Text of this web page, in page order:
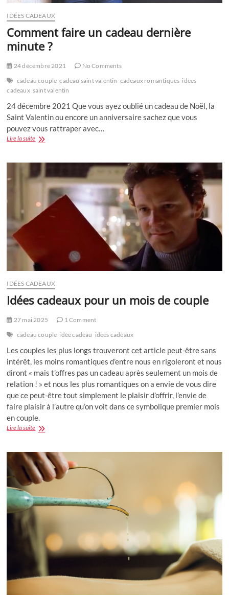
IDÉES CADEAUX
Comment faire un cadeau dernière
minute ?
24 décembre 2021
No Comments
cadeau couple cadeau saint valentin cadeaux romantiques idees
cadeaux saint valentin
24 décembre 2021 Que vous ayez oublié un cadeau de Noël, la
Saint Valentin ou encore un anniversaire sachez que vous
pouvez vous rattraper avec…
Lire la suiteComment
dernière
minute
IDÉES CADEAUX
Idées cadeaux pour un mois de couple
27 mai 2025
1 Comment
cadeau couple idée cadeau idees cadeaux
Les couples les plus longs trouveront cet article peut-être sans
intérêt, les moins romantiques d’entre nous en rigoleront et nous
diront « mais t’offres pas un cadeau après seulement un mois de
relation ! » et nous les plus romantiques on a envie de vous dire
que ce peut-être tout simplement le plaisir d’offrir, l’envie de
faire plaisir à l’autre qu’on voit dans ce symbolique premier mois
en couple.
Lire la suiteIdées
un
mois
de
couple